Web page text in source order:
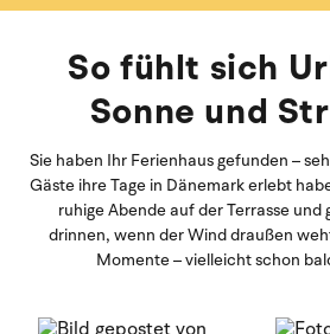
So fühlt sich
Sonne und
Sie haben Ihr Ferienhaus gefunden –
Gäste ihre Tage in Dänemark erlebt
ruhige Abende auf der Terrasse
drinnen, wenn der Wind draußen
Momente – vielleicht schon